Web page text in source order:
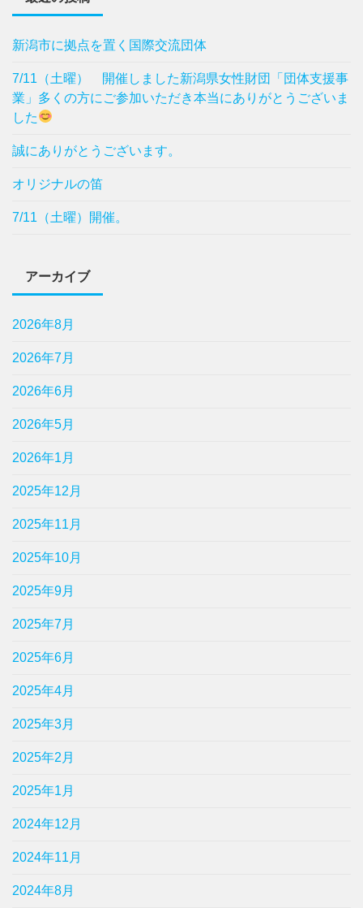
新潟市に拠点を置く国際交流団体
7/11（土曜） 開催しました新潟県女性財団「団体支援事
業」多くの方にご参加いただき本当にありがとうございま
した
誠にありがとうございます。
オリジナルの笛
7/11（土曜）開催。
アーカイブ
2026年8月
2026年7月
2026年6月
2026年5月
2026年1月
2025年12月
2025年11月
2025年10月
2025年9月
2025年7月
2025年6月
2025年4月
2025年3月
2025年2月
2025年1月
2024年12月
2024年11月
2024年8月